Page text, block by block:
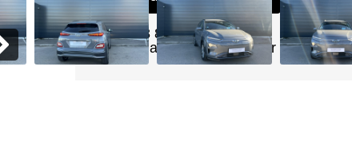
Tél :03 80 58 73 50
Mail :daltmeyer@dbauto.fr